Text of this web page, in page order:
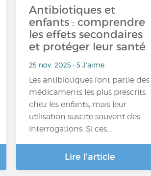
Antibiotiques et
enfants : comprendre
les effets secondaires
et protéger leur santé
25 nov. 2025 • 5 J'aime
Les antibiotiques font partie des
médicaments les plus prescrits
chez les enfants, mais leur
utilisation suscite souvent des
interrogations. Si ces…
Lire l'article